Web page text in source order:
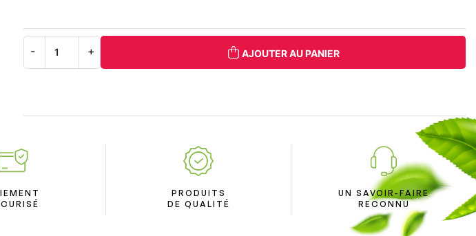
AJOUTER AU PANIER
PRODUITS
DE QUALITÉ
UN SAVOIR-FAIRE
RECONNU